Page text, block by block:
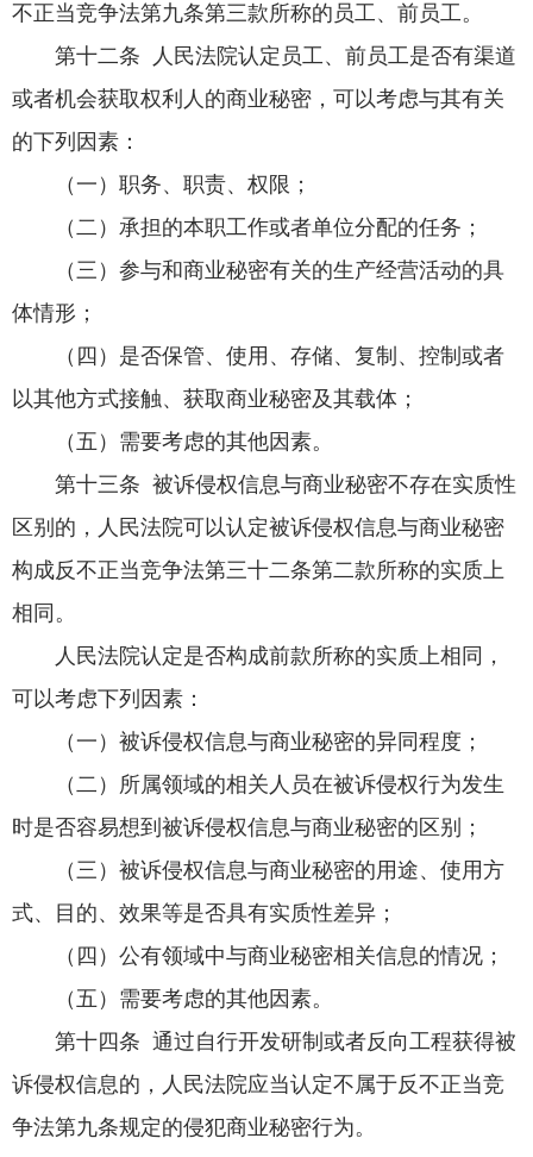
不正当竞争法第九条第三款所称的员工、前员工。
第十二条 人民法院认定员工、前员工是否有渠道
或者机会获取权利人的商业秘密，可以考虑与其有关
的下列因素：
（一）职务、职责、权限；
（二）承担的本职工作或者单位分配的任务；
（三）参与和商业秘密有关的生产经营活动的具
体情形；
（四）是否保管、使用、存储、复制、控制或者
以其他方式接触、获取商业秘密及其载体；
（五）需要考虑的其他因素。
第十三条 被诉侵权信息与商业秘密不存在实质性
区别的，人民法院可以认定被诉侵权信息与商业秘密
构成反不正当竞争法第三十二条第二款所称的实质上
相同。
人民法院认定是否构成前款所称的实质上相同，
可以考虑下列因素：
（一）被诉侵权信息与商业秘密的异同程度；
（二）所属领域的相关人员在被诉侵权行为发生
时是否容易想到被诉侵权信息与商业秘密的区别；
（三）被诉侵权信息与商业秘密的用途、使用方
式、目的、效果等是否具有实质性差异；
（四）公有领域中与商业秘密相关信息的情况；
（五）需要考虑的其他因素。
第十四条 通过自行开发研制或者反向工程获得被
诉侵权信息的，人民法院应当认定不属于反不正当竞
争法第九条规定的侵犯商业秘密行为。